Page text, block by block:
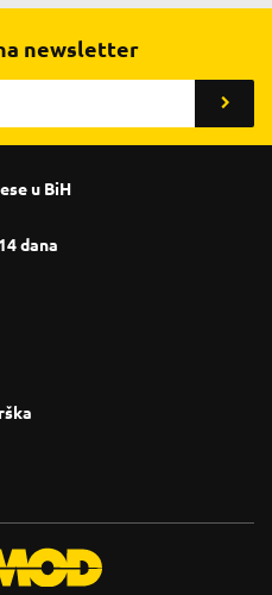
newsletter
u BiH
dana